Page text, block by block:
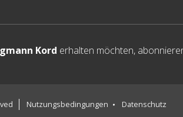
Kord erhalten möchten,
Nutzungsbedingungen Datenschutz